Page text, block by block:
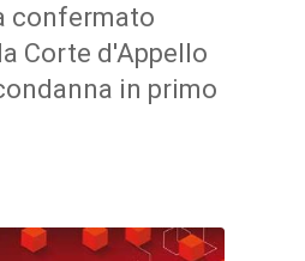
confermato
Corte d'Appello
in primo